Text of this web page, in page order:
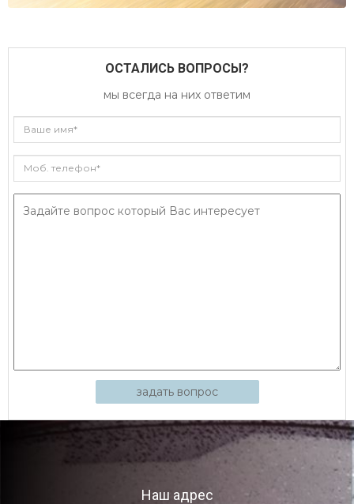
ОСТАЛИСЬ ВОПРОСЫ?
мы всегда на них ответим
задать вопрос
Наш адрес